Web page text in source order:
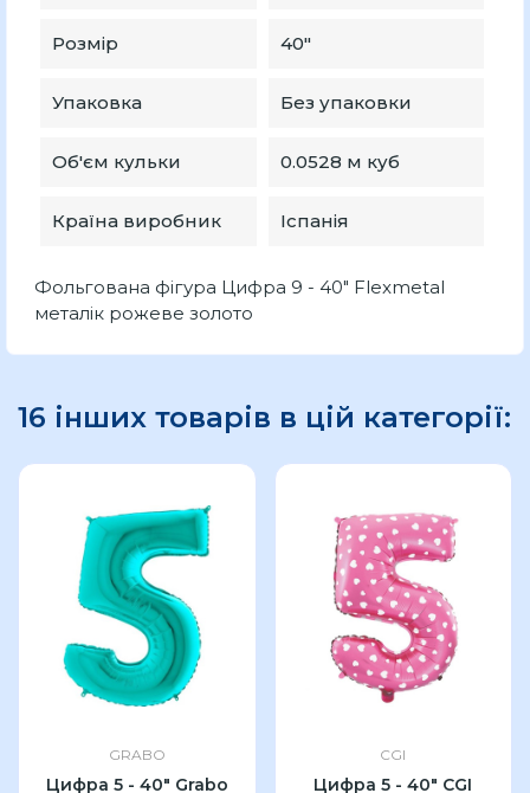
Розмір 40"
Упаковка Без упаковки
Об'єм кульки 0.0528 м куб
Країна виробник Іспанія
Фольгована фігура Цифра 9 - 40" Flexmetal
металік рожеве золото
16 інших товарів в цій категорії:
GRABO
Цифра 5 - 40" Grabo
CGI
Цифра 5 - 40" CGI